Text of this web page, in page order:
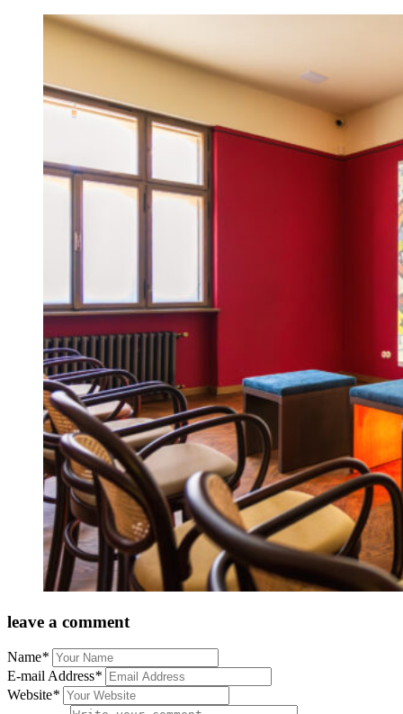
leave a comment
Name*
E-mail Address*
Website*